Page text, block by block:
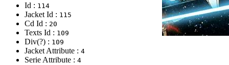
Id : 114
Jacket Id : 115
Cd Id : 20
Texts Id : 109
Div(?) : 109
Jacket Attribute : 4
Serie Attribute : 4